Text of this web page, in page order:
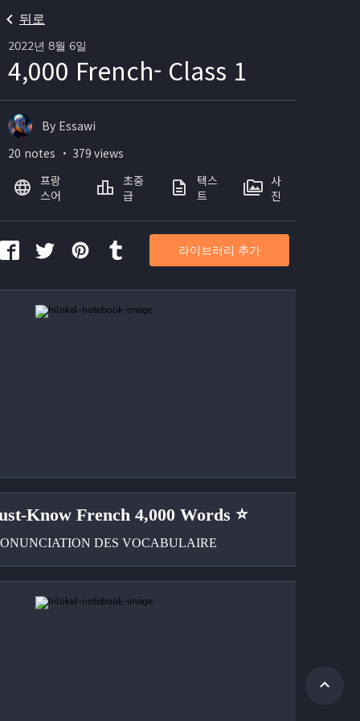
뒤로
2022년 8월 6일
4,000 French- Class 1
Know French 4,000 Words ⭐
DES VOCABULAIRE
By Essawi
20 notes ・ 379 views
프랑
스어
초중
급
텍스
트
사
진
라이브러리 추가